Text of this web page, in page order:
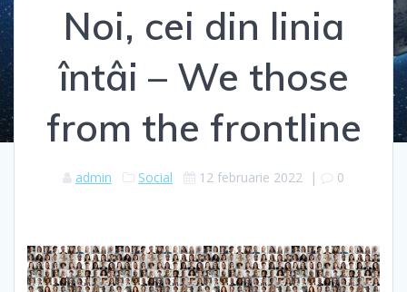
Noi, cei din linia
întâi – We those
from the frontline
admin Social 12 februarie 2022 | 0